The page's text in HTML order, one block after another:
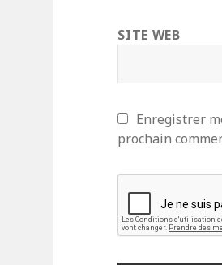
SITE WEB
Enregistrer
prochain